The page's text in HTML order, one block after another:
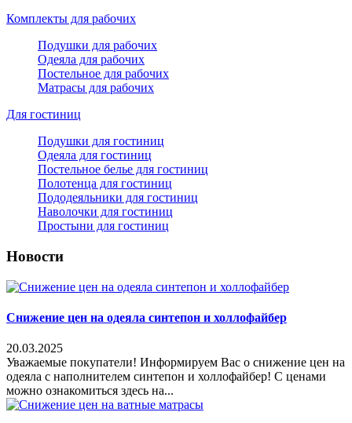
Комплекты для рабочих
Подушки для рабочих
Одеяла для рабочих
Постельное для рабочих
Матрасы для рабочих
Для гостиниц
Подушки для гостиниц
Одеяла для гостиниц
Постельное белье для гостиниц
Полотенца для гостиниц
Пододеяльники для гостиниц
Наволочки для гостиниц
Простыни для гостиниц
Новости
Снижение цен на одеяла синтепон и холлофайбер
20.03.2025
Уважаемые покупатели! Информируем Вас о снижение цен на
одеяла с наполнителем синтепон и холлофайбер! С ценами
можно ознакомиться здесь на...